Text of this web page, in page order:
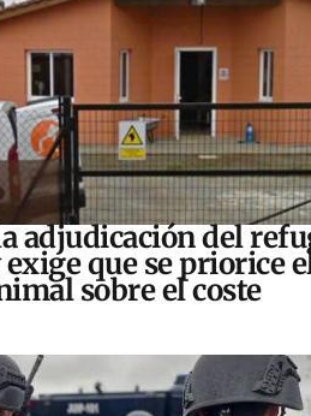
adjudicación del
que se priorice
sobre el coste